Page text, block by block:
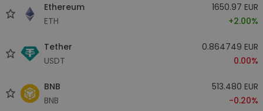
Ethereum
ETH
1650.97 EUR
+2.00%
Tether
USDT
0.864749 EUR
0.00%
BNB
BNB
513.480 EUR
-0.20%